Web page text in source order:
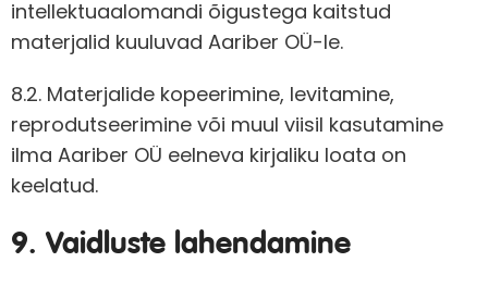
intellektuaalomandi õigustega kaitstud
materjalid kuuluvad Aariber OÜ-le.
8.2. Materjalide kopeerimine, levitamine,
reprodutseerimine või muul viisil kasutamine
ilma Aariber OÜ eelneva kirjaliku loata on
keelatud.
9. Vaidluste lahendamine